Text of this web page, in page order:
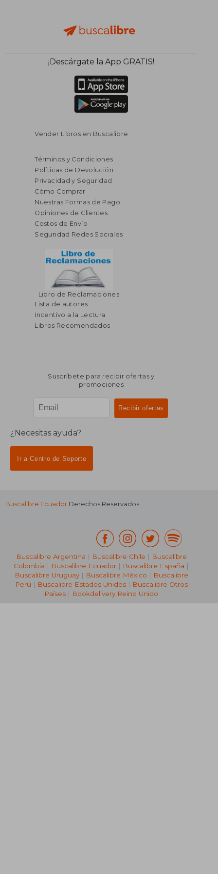
$ 326.10 45%
40%
dcto.
$ 63.34
$ 38.00
¡Descárgate la App GRATIS!
Vender Libros en Buscalibre
Términos y Condiciones
Políticas de Devolución
Privacidad y Seguridad
Cómo Comprar
Nuestras Formas de Pago
Opiniones de Clientes
Costos de Envío
Seguridad Redes Sociales
Libro de Reclamaciones
Lista de autores
Incentivo a la Lectura
Libros Recomendados
Suscríbete para recibir ofertas y
promociones
¿Necesitas ayuda?
Ir a Centro de Soporte
Buscalibre Ecuador Derechos Reservados.
Buscalibre Argentina | Buscalibre Chile | Buscalibre
Colombia | Buscalibre Ecuador | Buscalibre España |
Buscalibre Uruguay| Buscalibre México | Buscalibre
Perú | Buscalibre Estados Unidos| Buscalibre Otros
Países | Bookdelivery Reino Unido